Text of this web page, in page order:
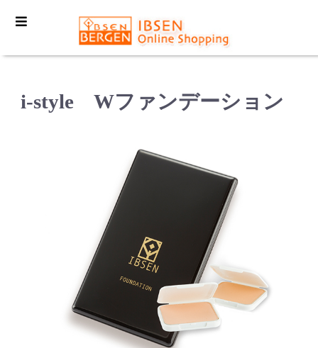
i-style Wファンデーション